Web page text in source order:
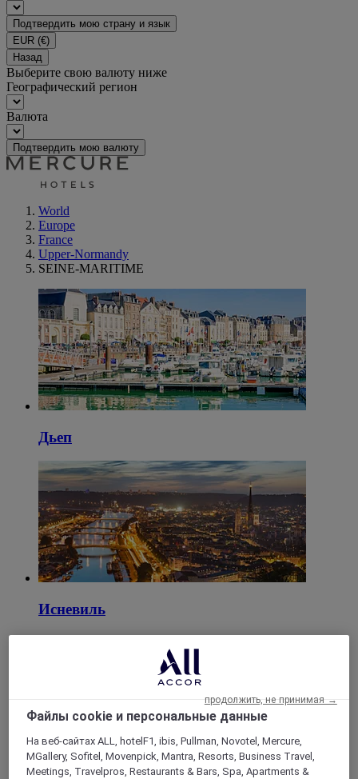
Подтвердить мою страну и язык
EUR (€)
Назад
Выберите свою валюту ниже
Географический регион
Валюта
Подтвердить мою валюту
World
Europe
France
Upper-Normandy
SEINE-MARITIME
Дьеп
Исневиль
Файлы cookie и персональные данные
На веб-сайтах ALL, hotelF1, ibis, Pullman, Novotel, Mercure,
MGallery, Sofitel, Movenpick, Mantra, Resorts, Business Travel,
Meetings, Travelpros, Restaurants & Bars, Spa, Apartments &
продолжить, не принимая →